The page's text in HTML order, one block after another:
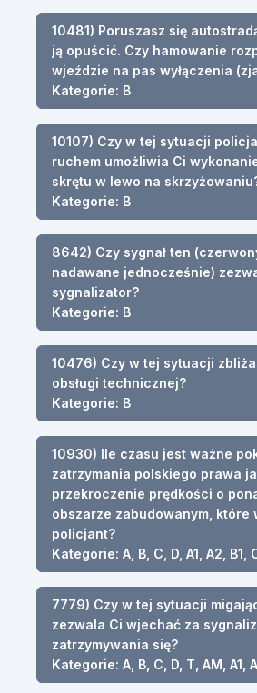
10481) Poruszasz się
ją opuścić. Czy hamowanie
wjeździe na pas wyłączenia
Kategorie: B
10107) Czy w tej sytuacji
ruchem umożliwia Ci
skrętu w lewo na
Kategorie: B
8642) Czy sygnał ten
nadawane jednocześnie)
sygnalizator?
Kategorie: B
10476) Czy w tej sytuacji
obsługi technicznej?
Kategorie: B
10930) Ile czasu jest ważne
zatrzymania polskiego prawa
przekroczenie prędkości o
obszarze zabudowanym, które
policjant?
Kategorie: A, B, C, D, A1, A2, B1,
7779) Czy w tej sytuacji
zezwala Ci wjechać za
zatrzymywania się?
Kategorie: A, B, C, D, T, AM, A1,